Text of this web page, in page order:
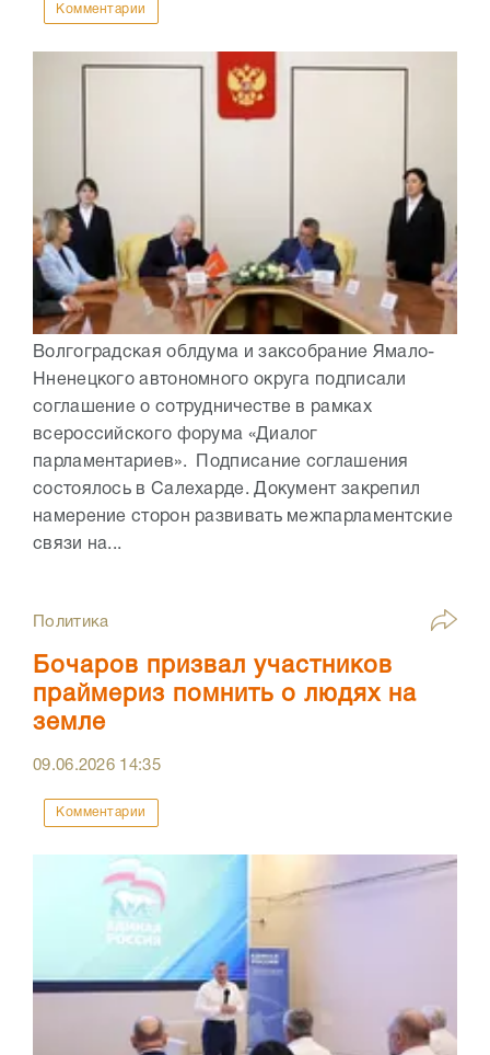
Комментарии
Волгоградская облдума и заксобрание Ямало-
Нненецкого автономного округа подписали
соглашение о сотрудничестве в рамках
всероссийского форума «Диалог
парламентариев». Подписание соглашения
состоялось в Салехарде. Документ закрепил
намерение сторон развивать межпарламентские
связи на...
Политика
Бочаров призвал участников
праймериз помнить о людях на
земле
09.06.2026 14:35
Комментарии